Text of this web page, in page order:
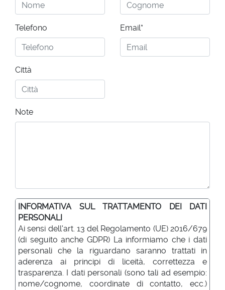
Telefono Email*
Città
Note
INFORMATIVA SUL TRATTAMENTO DEI DATI
PERSONALI
Ai sensi dell'art. 13 del Regolamento (UE) 2016/679
(di seguito anche GDPR) La informiamo che i dati
personali che la riguardano saranno trattati in
aderenza ai principi di liceità, correttezza e
trasparenza. I dati personali (sono tali ad esempio:
nome/cognome, coordinate di contatto, ecc.)